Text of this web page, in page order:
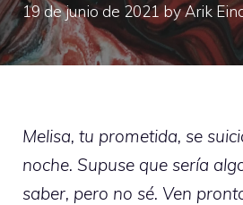
19 de junio de 2021byArik
Melisa, tu prometida, se
noche. Supuse que sería
saber, pero no sé. Ven